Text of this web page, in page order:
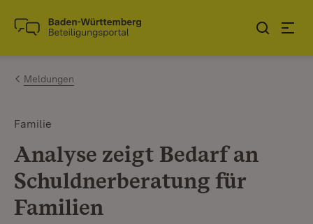
Zum Inhalt springen
Link zur Startseite
Meldungen
Familie
Analyse zeigt Bedarf an
Schuldnerberatung für
Familien